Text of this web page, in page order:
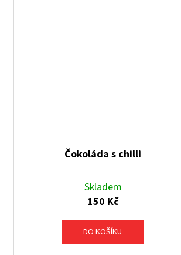
Čokoláda s chilli
Skladem
150 Kč
DO KOŠÍKU